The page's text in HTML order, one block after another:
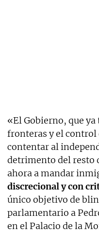
«El Gobierno, que
fronteras y el
contentar al
detrimento del resto
ahora a mandar
discrecional y con
único objetivo de
parlamentario a
en el Palacio de la